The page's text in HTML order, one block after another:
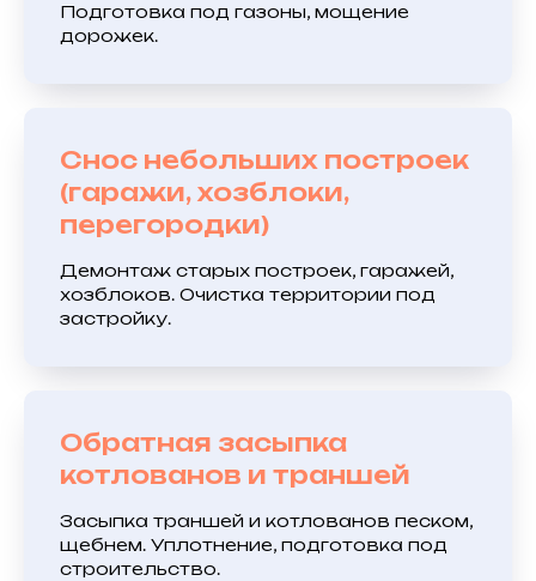
Подготовка под газоны, мощение
дорожек.
Снос небольших построек
(гаражи, хозблоки,
перегородки)
Демонтаж старых построек, гаражей,
хозблоков. Очистка территории под
застройку.
Обратная засыпка
котлованов и траншей
Засыпка траншей и котлованов песком,
щебнем. Уплотнение, подготовка под
строительство.